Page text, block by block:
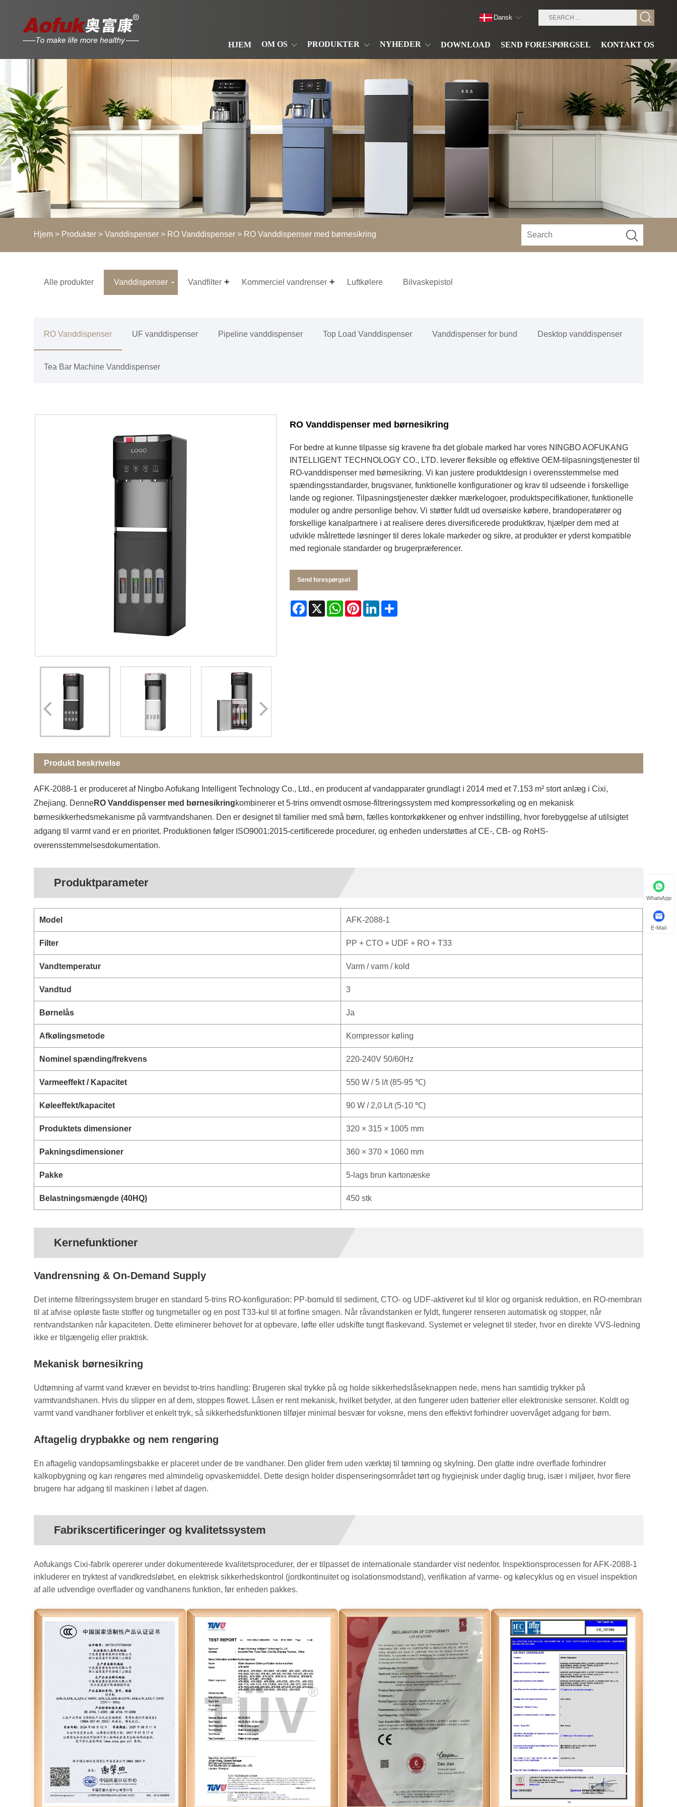
HJEM OM OS PRODUKTER NYHEDER DOWNLOAD SEND FORESPØRGSEL KONTAKT OS
Dansk
Hjem > Produkter >Vanddispenser > RO Vanddispenser > RO Vanddispenser med børnesikring
Alle produkter Vanddispenser Vandfilter Kommerciel vandrenser Luftkølere Bilvaskepistol
RO Vanddispenser UF vanddispenser Pipeline vanddispenser Top Load Vanddispenser Vanddispenser for bund Desktop vanddispenser
Tea Bar Machine Vanddispenser
RO Vanddispenser med børnesikring
For bedre at kunne tilpasse sig kravene fra det globale marked har vores NINGBO AOFUKANG
INTELLIGENT TECHNOLOGY CO., LTD. leverer fleksible og effektive OEM-tilpasningstjenester til
RO-vanddispenser med børnesikring. Vi kan justere produktdesign i overensstemmelse med
spændingsstandarder, brugsvaner, funktionelle konfigurationer og krav til udseende i forskellige
lande og regioner. Tilpasningstjenester dækker mærkelogoer, produktspecifikationer, funktionelle
moduler og andre personlige behov. Vi støtter fuldt ud oversøiske købere, brandoperatører og
forskellige kanalpartnere i at realisere deres diversificerede produktkrav, hjælper dem med at
udvikle målrettede løsninger til deres lokale markeder og sikre, at produkter er yderst kompatible
med regionale standarder og brugerpræferencer.
Send forespørgsel
Facebook
X WhatsApp
PinterestLinkedIn
Produkt beskrivelse
AFK-2088-1 er produceret af Ningbo Aofukang Intelligent Technology Co., Ltd., en producent af vandapparater grundlagt i 2014 med et 7.153 m² stort anlæg i Cixi,
Zhejiang. DenneRO Vanddispenser med børnesikringkombinerer et 5-trins omvendt osmose-filtreringssystem med kompressorkøling og en mekanisk
børnesikkerhedsmekanisme på varmtvandshanen. Den er designet til familier med små børn, fælles kontorkøkkener og enhver indstilling, hvor forebyggelse af utilsigtet
adgang til varmt vand er en prioritet. Produktionen følger ISO9001:2015-certificerede procedurer, og enheden understøttes af CE-, CB- og RoHS-
overensstemmelsesdokumentation.
Produktparameter
Model AFK-2088-1
Filter PP + CTO + UDF + RO + T33
Vandtemperatur Varm / varm / kold
Vandtud 3
Børnelås Ja
Afkølingsmetode Kompressor køling
Nominel spænding/frekvens 220-240V 50/60Hz
Varmeeffekt / Kapacitet 550 W / 5 l/t (85-95 ℃)
Køleeffekt/kapacitet 90 W / 2,0 L/t (5-10 ℃)
Produktets dimensioner 320 × 315 × 1005 mm
Pakningsdimensioner 360 × 370 × 1060 mm
Pakke 5-lags brun kartonæske
Belastningsmængde (40HQ) 450 stk
Kernefunktioner
Vandrensning & On-Demand Supply
Det interne filtreringssystem bruger en standard 5-trins RO-konfiguration: PP-bomuld til sediment, CTO- og UDF-aktiveret kul til klor og organisk reduktion, en RO-membran
til at afvise opløste faste stoffer og tungmetaller og en post T33-kul til at forfine smagen. Når råvandstanken er fyldt, fungerer renseren automatisk og stopper, når
rentvandstanken når kapaciteten. Dette eliminerer behovet for at opbevare, løfte eller udskifte tungt flaskevand. Systemet er velegnet til steder, hvor en direkte VVS-ledning
ikke er tilgængelig eller praktisk.
Mekanisk børnesikring
Udtømning af varmt vand kræver en bevidst to-trins handling: Brugeren skal trykke på og holde sikkerhedslåseknappen nede, mens han samtidig trykker på
varmtvandshanen. Hvis du slipper en af ​​dem, stoppes flowet. Låsen er rent mekanisk, hvilket betyder, at den fungerer uden batterier eller elektroniske sensorer. Koldt og
varmt vand vandhaner forbliver et enkelt tryk, så sikkerhedsfunktionen tilføjer minimal besvær for voksne, mens den effektivt forhindrer uovervåget adgang for børn.
Aftagelig drypbakke og nem rengøring
En aftagelig vandopsamlingsbakke er placeret under de tre vandhaner. Den glider frem uden værktøj til tømning og skylning. Den glatte indre overflade forhindrer
kalkopbygning og kan rengøres med almindelig opvaskemiddel. Dette design holder dispenseringsområdet tørt og hygiejnisk under daglig brug, især i miljøer, hvor flere
brugere har adgang til maskinen i løbet af dagen.
Fabrikscertificeringer og kvalitetssystem
Aofukangs Cixi-fabrik opererer under dokumenterede kvalitetsprocedurer, der er tilpasset de internationale standarder vist nedenfor. Inspektionsprocessen for AFK-2088-1
inkluderer en tryktest af vandkredsløbet, en elektrisk sikkerhedskontrol (jordkontinuitet og isolationsmodstand), verifikation af varme- og kølecyklus og en visuel inspektion
af alle udvendige overflader og vandhanens funktion, før enheden pakkes.
WhatsApp
E-Mail